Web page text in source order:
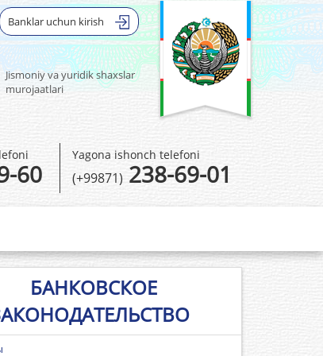
Banklar uchun kirish
Jismoniy va yuridik shaxslar
murojaatlari
60
Yagona ishonch telefoni
(+99871) 238-69-01
БАНКОВСКОЕ